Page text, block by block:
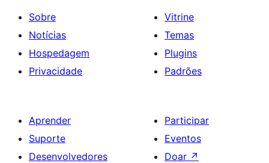
Sobre
Notícias
Hospedagem
Privacidade
Vitrine
Temas
Plugins
Padrões
Aprender
Suporte
Desenvolvedores
Participar
Eventos
Doar ↗